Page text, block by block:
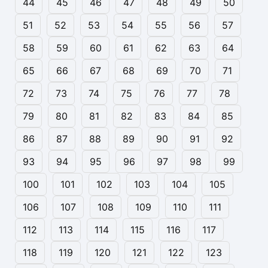
44 45 46 47 48 49
50
51
52 53 54 55 56
57
58
59 60 61 62 63
64
65
66 67 68 69 70
71
72
73 74 75 76 77
78
79
80 81 82 83 84
85
86
87 88 89 90 91
92
93
94 95 96 97 98
99
100
101 102 103 104
105
106
107 108 109 110
111
112
113 114 115 116
117
118
119 120 121 122 123